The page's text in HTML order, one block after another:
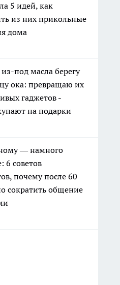
5 идей, как
из них прикольные
дома
под масла берегу
ока: превращаю их
гаджетов -
на подарки
— намного
6 советов
почему после 60
сократить общение